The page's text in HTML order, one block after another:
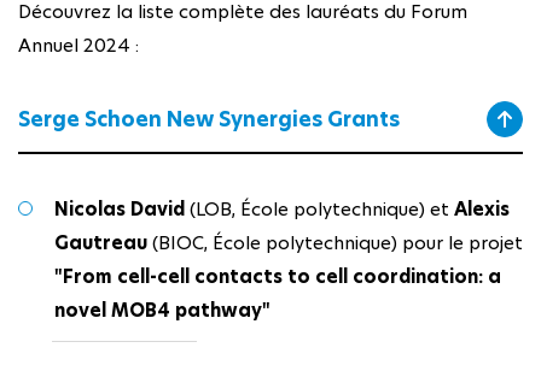
Découvrez la liste complète des lauréats du Forum
Annuel 2024 :
Serge Schoen New Synergies Grants
Nicolas David(LOB, École polytechnique) et Alexis
Gautreau(BIOC, École polytechnique) pour le projet
"From cell-cell contacts to cell coordination: a
novel MOB4 pathway"